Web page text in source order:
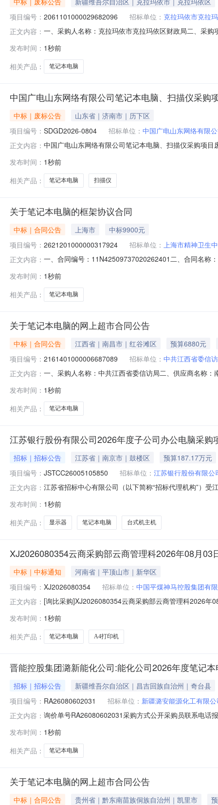
项目编号： 2061101000029682096 招标单位： 克拉玛依市克拉
正文内容： 一、采购人名称：克拉玛依市克拉玛依区财政局二、采
购人名称：克拉玛依市克拉玛依区财政局地址：克拉玛
采购监督管理部门名称：
发布时间： 1秒前
相关产品：
笔记本电脑
中国广电山东网络有限公司笔记本电脑、扫描仪采购
中标｜废标公告
山东省｜济南市｜历下区
项目编号： SDGD2026-0804 招标单位： 中国广电山东网络有限
正文内容： 中国广电山东网络有限公司笔记本电脑、扫描仪采购项
2026年8月7日
发布时间： 1秒前
相关产品：
笔记本电脑 扫描仪
关于笔记本电脑的框架协议合同
中标｜合同公告 上海市
中标9900元
项目编号： 2621201000000317924 招标单位： 上海市精神卫生
正文内容： 一、合同编号：11N42509737020262401二、合同名称
号210A室联系方式：13310059546六、合同主要信息主
发布时间： 1秒前
相关产品：
笔记本电脑
关于笔记本电脑的网上超市合同公告
中标｜合同公告 江西省｜南昌市｜红谷滩区
预算6880元
项目编号： 2161401000006687089 招标单位： 中共江西省委信
正文内容： 一、采购人名称：中共江西省委信访局二、供应商名称
想/lenovo开天N60d14英寸麒麟系统台1.0068806880服
发布时间： 1秒前
相关产品：
笔记本电脑
江苏银行股份有限公司2026年度子公司办公电脑采购
招标｜招标公告 江苏省｜南京市｜鼓楼区
预算187.17万元
项目编号： JSTCC26005105850 招标单位： 江苏银行股份有限公
正文内容： 江苏省招标中心有限公司（以下简称“招标代理机构”）
式机主机1962显示器1773国产笔记本电脑61备注1、本
件。2、投标
发布时间： 1秒前
相关产品：
显示器 笔记本电脑 台式机主机
XJ2026080354云商采购部云商管理科2026年08月03
中标｜中标通知
河南省｜平顶山市｜新华区
项目编号： XJ2026080354 招标单位： 中国平煤神马控股集团有
正文内容： [询比采购]XJ2026080354云商采购部云商管理科2026年
电脑台平顶山市新东昇办公设备有限公司2A4打印机台
发布时间： 1秒前
相关产品：
笔记本电脑 A4打印机
晋能控股集团潞新能化公司:能化公司2026年度笔记
招标｜招标公告
新疆维吾尔自治区｜昌吉回族自治州｜奇台县
项目编号： RA26080602031 招标单位： 新疆潞安能源化工有限
正文内容： 询价单号RA26080602031采购方式公开采购员联系电话
统+wps询价条款一、交货地址：新疆昌吉州奇台县奇台
发布时间： 1秒前
相关产品：
笔记本电脑
关于笔记本电脑的网上超市合同公告
中标｜合同公告 贵州省｜黔东南苗族侗族自治州｜凯里市